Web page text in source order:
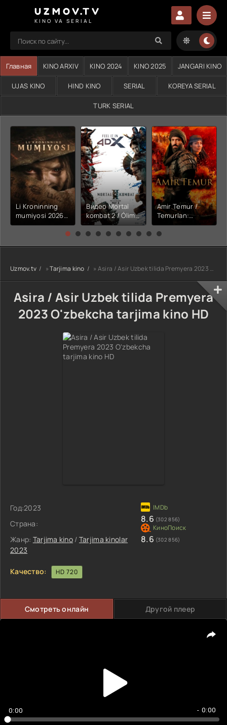
UZMOV.TV
KINO VA SERIAL
Главная KINO ARXIV KINO 2024 KINO 2025 JANGARI KINO
UJAS KINO HIND KINO SERIAL KOREYA SERIAL
TURK SERIAL
Li Kroninning
mumiyosi 2026
(uzbek tilida
kino) tarjima HD
Видео Mortal
kombat 2 / Ólim
jangi 2 (2026)
Uzbek tilida
Amir Temur /
Temurlan:
Fathchining
yuksalishi
tarjima kino Full
HD tas-ix
Uzmov.tv »Tarjima kino » Asira / Asir Uzbek tilida Premyera 2023 O'zbekcha tarjima kino HD
Asira / Asir Uzbek tilida Premyera
2023 O'zbekcha tarjima kino HD
Год:2023
Страна:
Жанр: Tarjima kino / Tarjima kinolar
2023
8.6 (302 856)
8.6 (302 856)
Качество: HD 720
Смотреть онлайн Другой плеер
0:00 - 0:00